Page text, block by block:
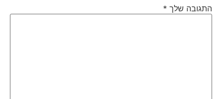
התגובה שלך*